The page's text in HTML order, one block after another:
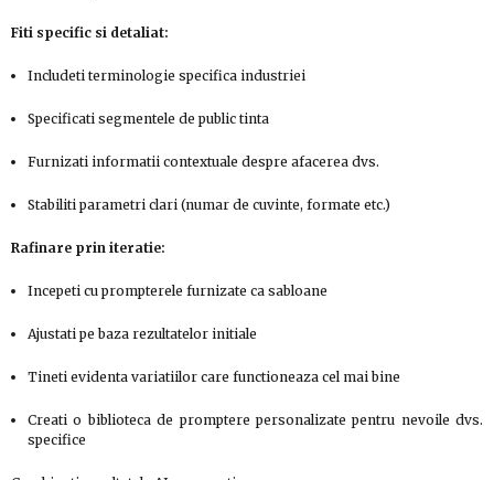
Fiti specific si detaliat:
Includeti terminologie specifica industriei
Specificati segmentele de public tinta
Furnizati informatii contextuale despre afacerea dvs.
Stabiliti parametri clari (numar de cuvinte, formate etc.)
Rafinare prin iteratie:
Incepeti cu prompterele furnizate ca sabloane
Ajustati pe baza rezultatelor initiale
Tineti evidenta variatiilor care functioneaza cel mai bine
Creati o biblioteca de promptere personalizate pentru nevoile dvs.
specifice